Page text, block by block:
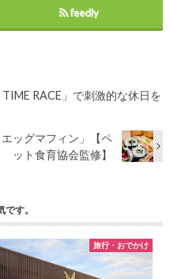
feedly
RACE」で刺激的な休日を
ッグマフィン」【ペ
ット食育協会監修】
す。
旅行・おでかけ